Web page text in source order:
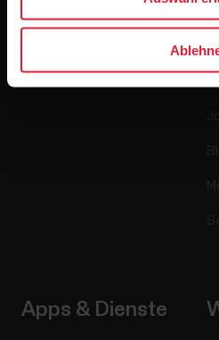
Apps & Dienste